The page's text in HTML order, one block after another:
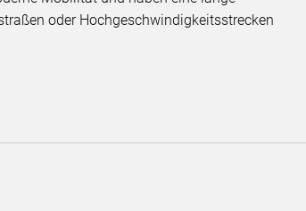
oder Hochgeschwindigkeitsstrecken